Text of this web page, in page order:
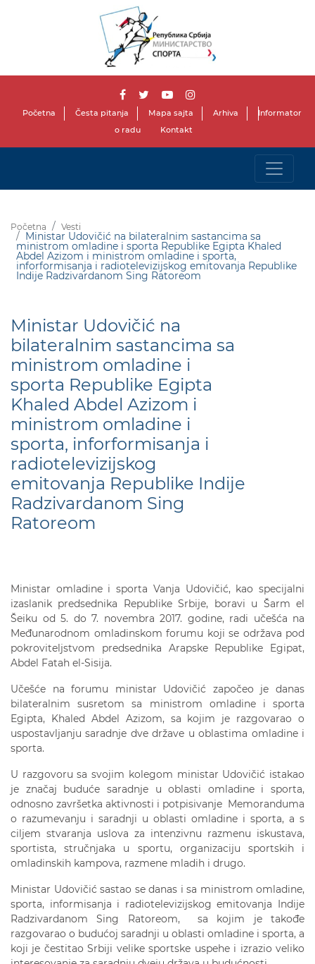
Početna Česta pitanja Mapa sajta Arhiva
Informator
o radu
Kontakt
Početna Vesti
Ministar Udovičić na bilateralnim sastancima sa
ministrom omladine i sporta Republike Egipta Khaled
Abdel Azizom i ministrom omladine i sporta,
inforformisanja i radiotelevizijskog emitovanja Republike
Indije Radzivardanom Sing Ratoreom
Ministar Udovičić na
bilateralnim sastancima sa
ministrom omladine i
sporta Republike Egipta
Khaled Abdel Azizom i
ministrom omladine i
sporta, inforformisanja i
radiotelevizijskog
emitovanja Republike Indije
Radzivardanom Sing
Ratoreom
Ministar omladine i sporta Vanja Udovičić, kao specijalni
izaslanik predsednika Republike Srbije, boravi u Šarm el
Šeiku od 5. do 7. novembra 2017. godine, radi učešća na
Međunarodnom omladinskom forumu koji se održava pod
pokroviteljstvom predsednika Arapske Republike Egipat,
Abdel Fatah el-Sisija.
Učešće na forumu ministar Udovičić započeo je danas
bilateralnim susretom sa ministrom omladine i sporta
Egipta, Khaled Abdel Azizom, sa kojim je razgovarao o
uspostavljanju saradnje dve države u oblastima omladine i
sporta.
U razgovoru sa svojim kolegom ministar Udovičić istakao
je značaj buduće saradnje u oblasti omladine i sporta,
odnosno završetka aktivnosti i potpisivanje Memoranduma
o razumevanju i saradnji u oblasti omladine i sporta, a s
ciljem stvaranja uslova za intenzivnu razmenu iskustava,
sportista, stručnjaka u sportu, organizaciju sportskih i
omladinskih kampova, razmene mladih i drugo.
Ministar Udovičić sastao se danas i sa ministrom omladine,
sporta, informisanja i radiotelevizijskog emitovanja Indije
Radzivardanom Sing Ratoreom, sa kojim je takođe
razgovarao o budućoj saradnji u oblasti omladine i sporta, a
koji je čestitao Srbiji velike sportske uspehe i izrazio veliko